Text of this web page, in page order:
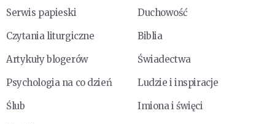
Serwis papieski
Duchowość
Czytania liturgiczne
Biblia
Artykuły blogerów
Świadectwa
Psychologia na co dzień
Ludzie i inspiracje
Ślub
Imiona i święci